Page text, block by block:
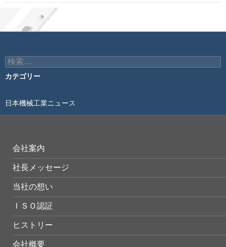
検
索:
カテゴリー
日本機械工業ニュース
会社案内
社長メッセージ
当社の想い
ＩＳＯ認証
ヒストリー
会社概要